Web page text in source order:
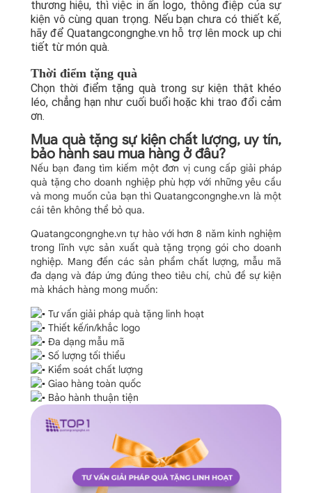
thương hiệu, thì việc in ấn logo, thông điệp của sự
kiện vô cùng quan trọng. Nếu bạn chưa có thiết kế,
hãy để Quatangcongnghe.vn hỗ trợ lên mock up chi
tiết từ món quà.
Thời điểm tặng quà
Chọn thời điểm tặng quà trong sự kiện thật khéo
léo, chẳng hạn như cuối buổi hoặc khi trao đổi cảm
ơn.
Mua quà tặng sự kiện chất lượng, uy tín,
bảo hành sau mua hàng ở đâu?
Nếu bạn đang tìm kiếm một đơn vị cung cấp giải pháp
quà tặng cho doanh nghiệp phù hợp với những yêu cầu
và mong muốn của bạn thì Quatangcongnghe.vn là một
cái tên không thể bỏ qua.
Quatangcongnghe.vn tự hào với hơn 8 năm kinh nghiệm
trong lĩnh vực sản xuất quà tặng trọng gói cho doanh
nghiệp. Mang đến các sản phẩm chất lượng, mẫu mã
đa dạng và đáp ứng đúng theo tiêu chí, chủ đề sự kiện
mà khách hàng mong muốn:
Tư vấn giải pháp quà tặng linh hoạt
Thiết kế/in/khắc logo
Đa dạng mẫu mã
Số lượng tối thiểu
Kiểm soát chất lượng
Giao hàng toàn quốc
Bảo hành thuận tiện